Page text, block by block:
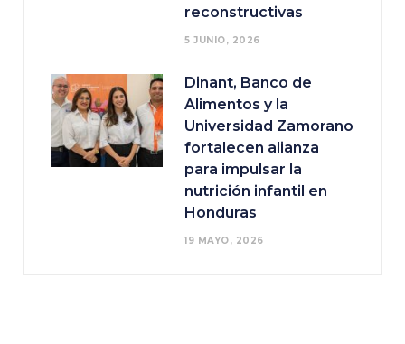
reconstructivas
5 JUNIO, 2026
Dinant, Banco de
Alimentos y la
Universidad Zamorano
fortalecen alianza
para impulsar la
nutrición infantil en
Honduras
19 MAYO, 2026